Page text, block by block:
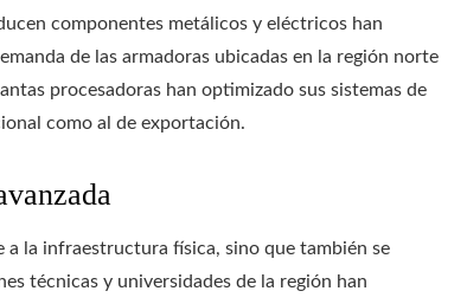
componentes metálicos y eléctricos han
de las armadoras ubicadas en la región norte
procesadoras han optimizado sus sistemas de
como al de exportación.
a la infraestructura física, sino que también se
técnicas y universidades de la región han